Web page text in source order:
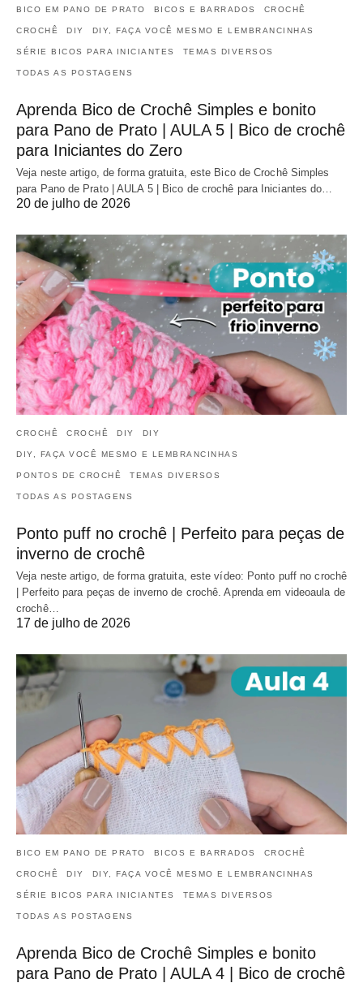
BICO EM PANO DE PRATO BICOS E BARRADOS CROCHÊ
CROCHÊ DIY DIY, FAÇA VOCÊ MESMO E LEMBRANCINHAS
SÉRIE BICOS PARA INICIANTES TEMAS DIVERSOS
TODAS AS POSTAGENS
Aprenda Bico de Crochê Simples e bonito
para Pano de Prato | AULA 5 | Bico de crochê
para Iniciantes do Zero
Veja neste artigo, de forma gratuita, este Bico de Crochê Simples
para Pano de Prato | AULA 5 | Bico de crochê para Iniciantes do…
20 de julho de 2026
CROCHÊ CROCHÊ DIY DIY
DIY, FAÇA VOCÊ MESMO E LEMBRANCINHAS
PONTOS DE CROCHÊ TEMAS DIVERSOS
TODAS AS POSTAGENS
Ponto puff no crochê | Perfeito para peças de
inverno de crochê
Veja neste artigo, de forma gratuita, este vídeo: Ponto puff no crochê
| Perfeito para peças de inverno de crochê. Aprenda em videoaula de
crochê…
17 de julho de 2026
BICO EM PANO DE PRATO BICOS E BARRADOS CROCHÊ
CROCHÊ DIY DIY, FAÇA VOCÊ MESMO E LEMBRANCINHAS
SÉRIE BICOS PARA INICIANTES TEMAS DIVERSOS
TODAS AS POSTAGENS
Aprenda Bico de Crochê Simples e bonito
para Pano de Prato | AULA 4 | Bico de crochê